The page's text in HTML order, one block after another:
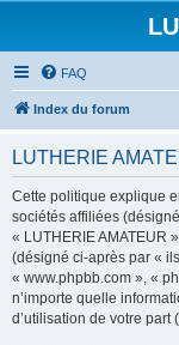
FAQ
Index du forum
LUTHERIE
Cette politique explique
sociétés affiliées
« LUTHERIE AMATEUR
(désigné ci-après par «
« www.phpbb.com », «
n’importe quelle
d’utilisation de votre